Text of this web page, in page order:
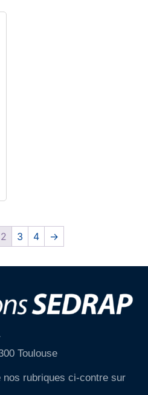
2 3 4 →
Toulouse
nos rubriques ci-contre sur